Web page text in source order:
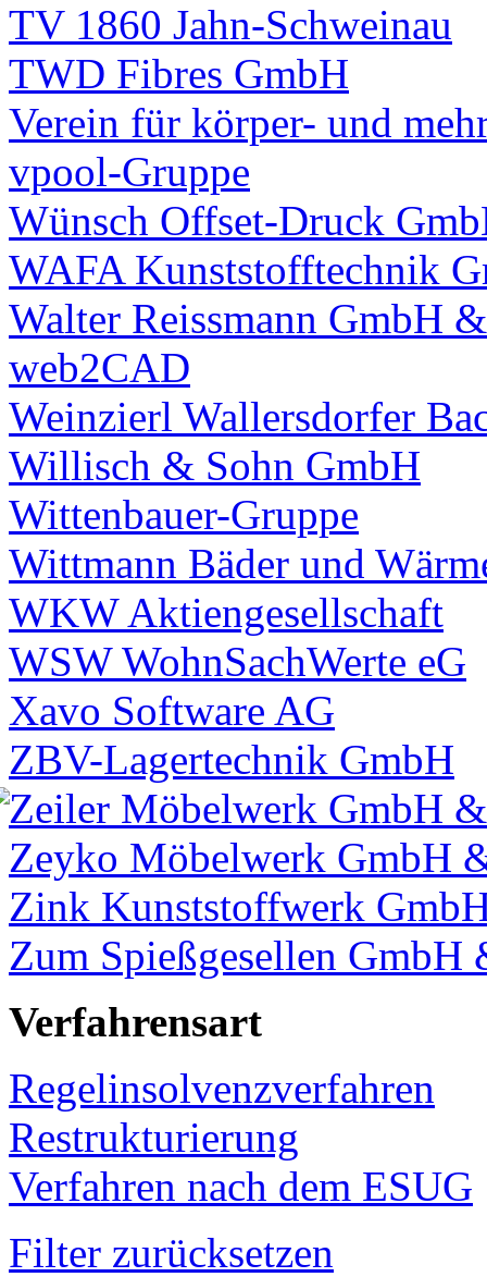
TV 1860 Jahn-Schweinau
TWD Fibres GmbH
Verein für körper- und
vpool-Gruppe
Wünsch Offset-Druck
WAFA Kunststofftechnik
Walter Reissmann GmbH
web2CAD
Weinzierl Wallersdorfer
Willisch & Sohn GmbH
Wittenbauer-Gruppe
Wittmann Bäder und
WKW Aktiengesellschaft
WSW WohnSachWerte eG
Xavo Software AG
ZBV-Lagertechnik GmbH
Zeiler Möbelwerk GmbH
Zeyko Möbelwerk GmbH
Zink Kunststoffwerk
Zum Spießgesellen GmbH
Verfahrensart
Regelinsolvenzverfahren
Restrukturierung
Verfahren nach dem ESUG
Filter zurücksetzen